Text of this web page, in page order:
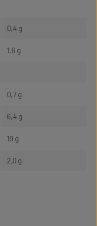
0,4 g
1,6 g
0,7 g
6,4 g
19 g
2,0 g